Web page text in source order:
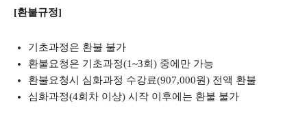
[환불규정]
기초과정은 환불 불가
환불요청은 기초과정(1~3회) 중에만 가능
환불요청시 심화과정 수강료(907,000원) 전액 환불
심화과정(4회차 이상) 시작 이후에는 환불 불가